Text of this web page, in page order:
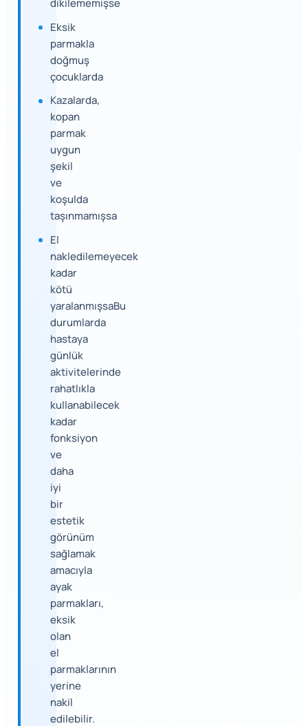
dikilememişse
Eksik
parmakla
doğmuş
çocuklarda
Kazalarda,
kopan
parmak
uygun
şekil
ve
koşulda
taşınmamışsa
El
nakledilemeyecek
kadar
kötü
yaralanmışsaBu
durumlarda
hastaya
günlük
aktivitelerinde
rahatlıkla
kullanabilecek
kadar
fonksiyon
ve
daha
iyi
bir
estetik
görünüm
sağlamak
amacıyla
ayak
parmakları,
eksik
olan
el
parmaklarının
yerine
nakil
edilebilir.